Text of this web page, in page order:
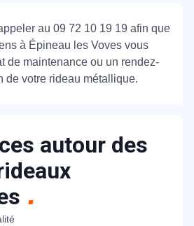
au 09 72 10 19 19 afin que
à Épineau les Voves vous
de maintenance ou un rendez-
de votre rideau métallique.
autour des